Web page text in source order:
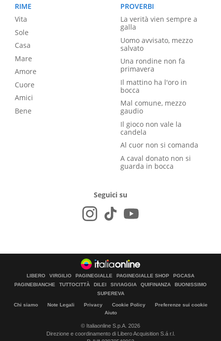
RIME
Vita
Sole
Casa
Mare
Amore
Cuore
Amici
Bene
PROVERBI
La verità vien sempre a
galla
Uomo avvisato, mezzo
salvato
Una rondine non fa
primavera
Il mattino ha l'oro in
bocca
Mal comune, mezzo
gaudio
Il gioco non vale la
candela
Al cuor non si comanda
A caval donato non si
guarda in bocca
Seguici su
LIBERO VIRGILIO PAGINEGIALLE PAGINEGIALLE SHOP
PGCASA
PAGINEBIANCHE
TUTTOCITTÀ DILEI SIVIAGGIA QUIFINANZA
BUONISSIMO
SUPEREVA
Chi siamo Note Legali Privacy Cookie Policy
Preferenze sui cookie
Aiuto
© Italiaonline S.p.A. 2026
Direzione e coordinamento di Libero Acquisition S.á r.l.